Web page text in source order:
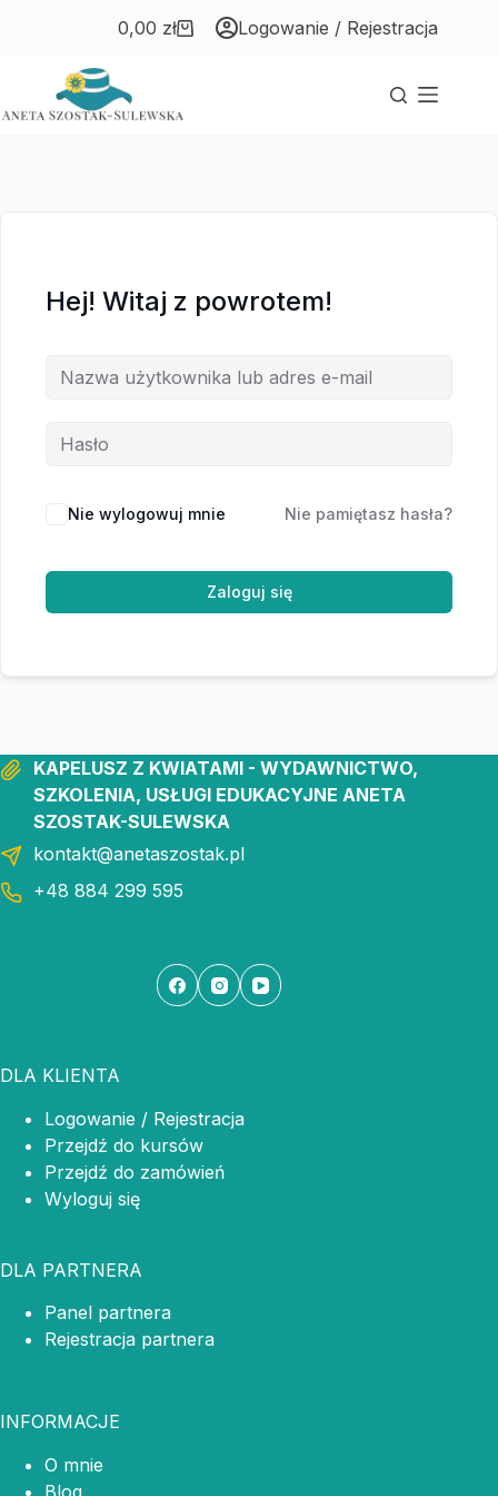
Koszyk
0,00 zł Logowanie / Rejestracja
Hej! Witaj z powrotem!
Nie wylogowuj mnie Nie pamiętasz hasła?
Zaloguj się
KAPELUSZ Z KWIATAMI - WYDAWNICTWO,
SZKOLENIA, USŁUGI EDUKACYJNE ANETA
SZOSTAK-SULEWSKA
kontakt@anetaszostak.pl
+48 884 299 595
DLA KLIENTA
Logowanie / Rejestracja
Przejdź do kursów
Przejdź do zamówień
Wyloguj się
DLA PARTNERA
Panel partnera
Rejestracja partnera
INFORMACJE
O mnie